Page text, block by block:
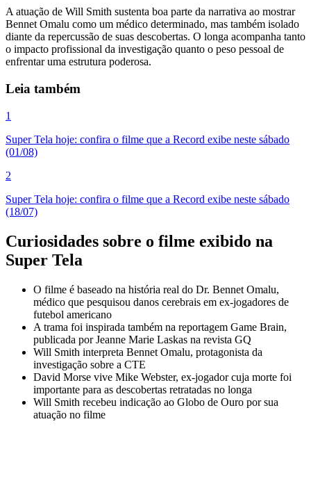
A atuação de Will Smith sustenta boa parte da narrativa ao mostrar
Bennet Omalu como um médico determinado, mas também isolado
diante da repercussão de suas descobertas. O longa acompanha tanto
o impacto profissional da investigação quanto o peso pessoal de
enfrentar uma estrutura poderosa.
Leia também
1
Super Tela hoje: confira o filme que a Record exibe neste sábado
(01/08)
2
Super Tela hoje: confira o filme que a Record exibe neste sábado
(18/07)
Curiosidades sobre o filme exibido na
Super Tela
O filme é baseado na história real do Dr. Bennet Omalu,
médico que pesquisou danos cerebrais em ex-jogadores de
futebol americano
A trama foi inspirada também na reportagem Game Brain,
publicada por Jeanne Marie Laskas na revista GQ
Will Smith interpreta Bennet Omalu, protagonista da
investigação sobre a CTE
David Morse vive Mike Webster, ex-jogador cuja morte foi
importante para as descobertas retratadas no longa
Will Smith recebeu indicação ao Globo de Ouro por sua
atuação no filme